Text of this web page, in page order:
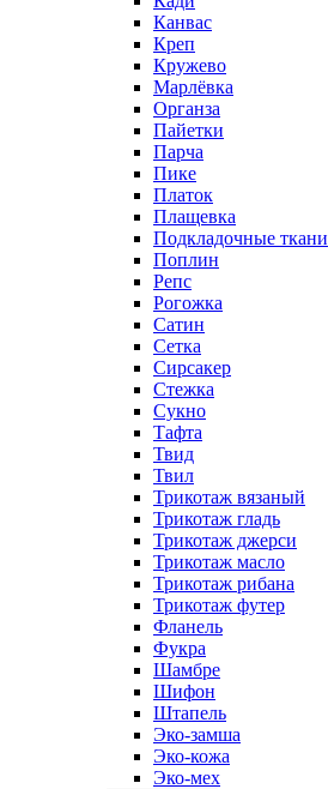
Канвас
Креп
Кружево
Марлёвка
Органза
Пайетки
Парча
Пике
Платок
Плащевка
Подкладочные ткани
Поплин
Репс
Рогожка
Сатин
Сетка
Сирсакер
Стежка
Сукно
Тафта
Твид
Твил
Трикотаж вязаный
Трикотаж гладь
Трикотаж джерси
Трикотаж масло
Трикотаж рибана
Трикотаж футер
Фланель
Фукра
Шамбре
Шифон
Штапель
Эко-замша
Эко-кожа
Эко-мех